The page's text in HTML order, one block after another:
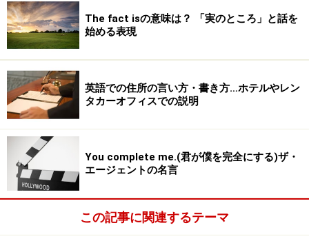
たいんだ）」 ― 『ウェディング・シンガー』より。
■結婚（婚約）おめでとう
Congratulations, (花婿さん) and (花嫁さん)!
Congratulations on your (wedding / marriage /
engagement)!
■心から祝福します
I'm very happy for you!
The fact isの意味は？ 「実のところ」と話を
始める表現
英語での住所の言い方・書き方…ホテルやレン
タカーオフィスでの説明
You complete me.(君が僕を完全にする)ザ・
エージェントの名言
この記事に関連するテーマ